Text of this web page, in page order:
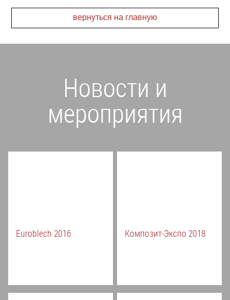
вернуться на главную
Новости и
мероприятия
Euroblech 2016 Композит-Экспо 2018